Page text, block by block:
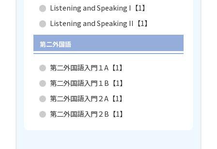
Listening and Speaking I【1】
Listening and Speaking II【1】
第二外国語
第二外国語入門１A【1】
第二外国語入門１B【1】
第二外国語入門２A【1】
第二外国語入門２B【1】